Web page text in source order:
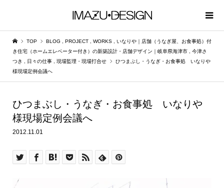
TOP BLOG PROJECT WORKS
いなりや｜店舗（うなぎ屋、お食事処）付
き住宅（ホームエレベーター付き）の新築設計・店舗デザイン｜岐阜県海津市
今津さ
つき
日々の仕事 現場監理・現場打合せ
ひつまぶし・うなぎ・お食事処 いなりや
様現場定例会議へ
ひつまぶし・うなぎ・お食事処 いなりや
様現場定例会議へ
2012.11.01